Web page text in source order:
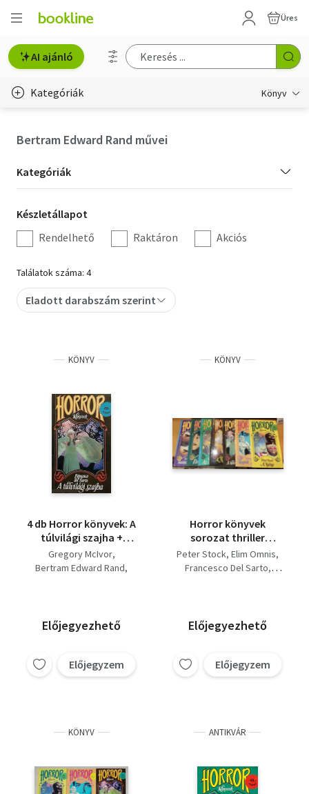
Üres
AI ajánló
Kategóriák Könyv
Hobbi, szabadidő
Irodalom
Művészet
Szakkönyv
Tankönyv, segédkönyv
Társadalomtudomány
Természettudomány
Történelem
Bertram Edward Rand művei
Kategória
szűrés
Kategóriák
Készletállapot
szűrés
Készletállapot
Rendelhető
Raktáron Akciós
Találatok száma: 4
Eladott darabszám szerint
KÖNYV
4 db Horror könyvek: A
túlvilági szajha +
Élveboncolás + Az ölés
öröme + Haláljárat a
Gregory McIvor
Bertram Edward Rand
Előjegyezhető
Előjegyzem
KÖNYV
Horror könyvek
sorozat thriller
könyvcsomag (7db) A
hiéna / Skorpiók
öröme / Haláljárat a
semmibe /
Peter Stock Elim Omnis
Francesco Del Sarto
Linda Taylor
Előjegyezhető
Előjegyzem
KÖNYV ANTIKVÁR